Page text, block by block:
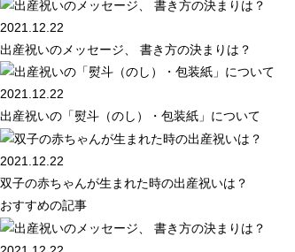
2021.12.22
出産祝いのメッセージ、 書き方の決まりは？
2021.12.22
出産祝いの「熨斗（のし）・包装紙」について
2021.12.22
双子の赤ちゃんが生まれた時の出産祝いは？
おすすめの記事